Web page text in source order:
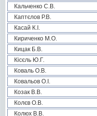
Кальченко С.В.
Каптєлов Р.В.
Касай К.І.
Кириченко М.О.
Кицак Б.В.
Кісєль Ю.Г.
Коваль О.В.
Ковальов О.І.
Козак В.В.
Колєв О.В.
Колюх В.В.